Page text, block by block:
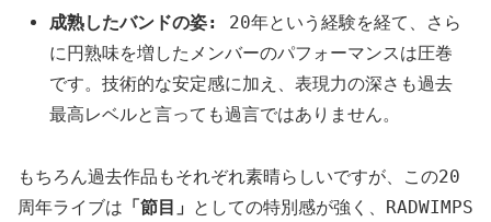
成熟したバンドの姿:
20年という経験を経て、さら
に円熟味を増したメンバーのパフォーマンスは圧巻
です。技術的な安定感に加え、表現力の深さも過去
最高レベルと言っても過言ではありません。
もちろん過去作品もそれぞれ素晴らしいですが、この20
周年ライブは 「節目」 としての特別感が強く、RADWIMPS